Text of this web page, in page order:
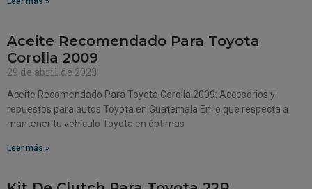
Aceite Recomendado Para Toyota
Corolla 2009
29 de abril de 2023
Aceite Recomendado Para Toyota Corolla 2009: Accesorios y
repuestos para autos Toyota en Guatemala En lo que respecta a
mantener tu vehículo Toyota en óptimas
Leer más »